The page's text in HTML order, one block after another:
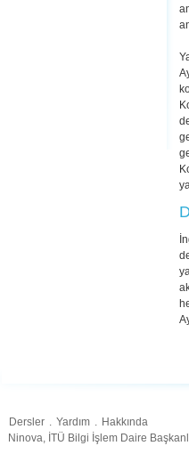
Dersler . Yardım . Hakkında
Ninova, İTÜ Bilgi İşlem Daire